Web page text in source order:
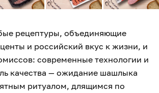
рецептуры, объединяющие
и российский вкус к жизни, и
современные технологии и
качества — ожидание шашлыка
ритуалом, длящимся по